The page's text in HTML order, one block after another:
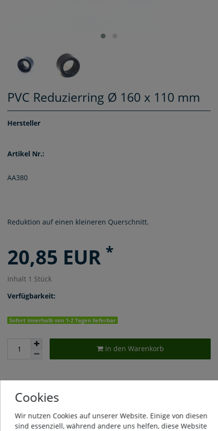
PVC Reduzierring Ø 160 x 110 mm
Hersteller
Artikel Nr.:
AA380
Reduktion auf einen kleineren Querschnitt.
20,85 EUR *
Inhalt 1 Stück
Verfügbarkeit:
Sofort innerhalb von 1-2 Tagen lieferbar
In den Warenkorb
* inkl. ges. MwSt. zzgl.Versandkosten
Cookies
Wir nutzen Cookies auf unserer Website. Einige von diesen
sind essenziell, während andere uns helfen, diese Website